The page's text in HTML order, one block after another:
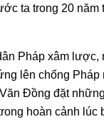
ta trong 20 năm
Pháp xâm lược,
lên chống Pháp
Đồng đặt
hoàn cảnh lúc